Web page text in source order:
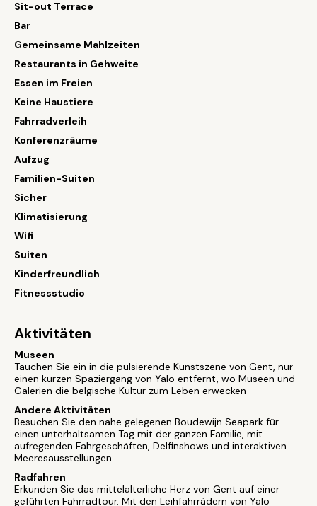
Sit-out Terrace
Bar
Gemeinsame Mahlzeiten
Restaurants in Gehweite
Essen im Freien
Keine Haustiere
Fahrradverleih
Konferenzräume
Aufzug
Familien-Suiten
Sicher
Klimatisierung
Wifi
Suiten
Kinderfreundlich
Fitnessstudio
Aktivitäten
Museen
Tauchen Sie ein in die pulsierende Kunstszene von Gent, nur
einen kurzen Spaziergang von Yalo entfernt, wo Museen und
Galerien die belgische Kultur zum Leben erwecken
Andere Aktivitäten
Besuchen Sie den nahe gelegenen Boudewijn Seapark für
einen unterhaltsamen Tag mit der ganzen Familie, mit
aufregenden Fahrgeschäften, Delfinshows und interaktiven
Meeresausstellungen.
Radfahren
Erkunden Sie das mittelalterliche Herz von Gent auf einer
geführten Fahrradtour. Mit den Leihfahrrädern von Yalo